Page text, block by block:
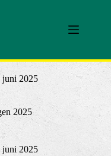
juni 2025
2025
juni 2025